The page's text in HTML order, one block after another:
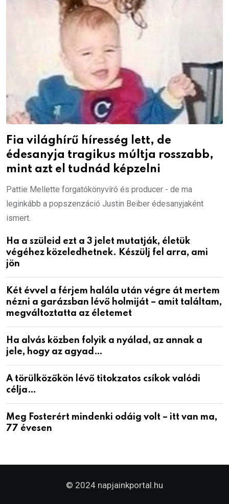
Fia világhírű híresség lett, de
édesanyja tragikus múltja rosszabb,
mint azt el tudnád képzelni
Pattie Mellette forgatókönyvíró és producer - de ma
leginkább a popszenzáció Justin Beiber édesanyjaként
ismert.
Ha a szüleid ezt a 3 jelet mutatják, életük
végéhez közeledhetnek. Készülj fel arra, ami
jön
Két évvel a férjem halála után végre át mertem
nézni a garázsban lévő holmiját – amit találtam,
megváltoztatta az életemet
Ha alvás közben folyik a nyálad, az annak a
jele, hogy az agyad…
A törülközőkön lévő titokzatos csíkok valódi
célja…
Meg Fosterért mindenki odáig volt – itt van ma,
77 évesen
© 2024 napjainkportal.hu